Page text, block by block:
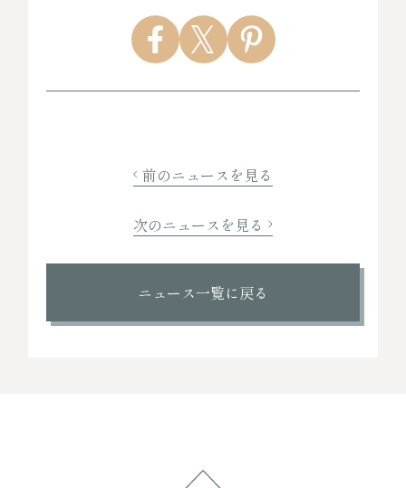
前のニュースを見る
次のニュースを見る
ニュース一覧に戻る